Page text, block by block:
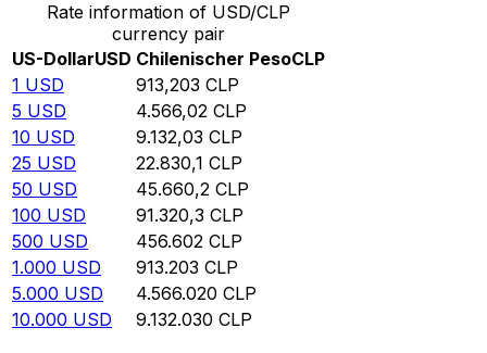
Rate information of USD/CLP
currency pair
US-DollarUSD Chilenischer PesoCLP
1 USD 913,203 CLP
5 USD 4.566,02 CLP
10 USD 9.132,03 CLP
25 USD 22.830,1 CLP
50 USD 45.660,2 CLP
100 USD 91.320,3 CLP
500 USD 456.602 CLP
1.000 USD 913.203 CLP
5.000 USD 4.566.020 CLP
10.000 USD 9.132.030 CLP